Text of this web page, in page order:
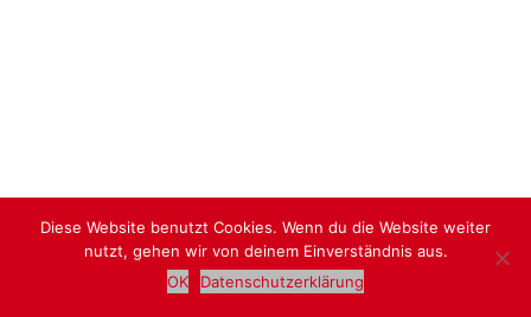
Alle Rechte vorbehalten. © Ingenieurbüro Sauerwein |
Impressum|Datenschutz
Diese Website benutzt Cookies. Wenn du die Website weiter
nutzt, gehen wir von deinem Einverständnis aus.
OK
Datenschutzerklärung